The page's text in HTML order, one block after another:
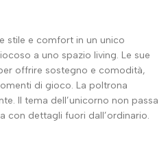
stile e comfort in un unico
a uno spazio living. Le sue
offrire sostegno e comodità,
di gioco. La poltrona
Il tema dell’unicorno non passa
con dettagli fuori dall’ordinario.